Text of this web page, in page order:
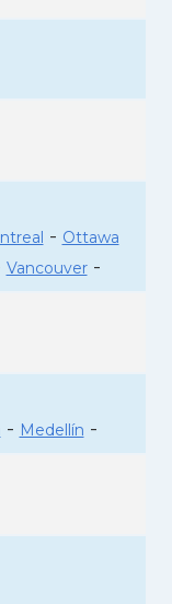
- Ottawa
Vancouver-
- Medellín -